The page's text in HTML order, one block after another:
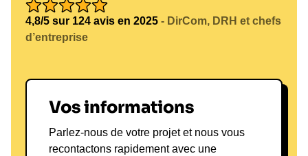
4,8/5 sur 124 avis en 2025 - DirCom, DRH et chefs
d’entreprise
Vos informations
Parlez-nous de votre projet et nous vous
recontactons rapidement avec une